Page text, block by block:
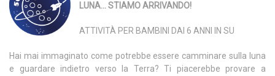
LUNA… STIAMO ARRIVANDO!
ATTIVITÀ PER BAMBINI DAI 6 ANNI IN SU
Hai mai immaginato come potrebbe essere camminare sulla luna
e guardare indietro verso la Terra? Ti piacerebbe provare a